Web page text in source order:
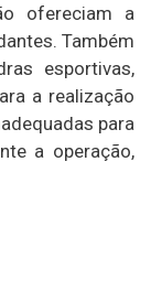
ofereciam a
Também
esportivas,
a realização
para
a operação,